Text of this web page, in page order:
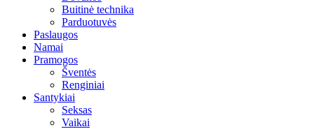
Buitinė technika
Parduotuvės
Paslaugos
Namai
Pramogos
Šventės
Renginiai
Santykiai
Seksas
Vaikai